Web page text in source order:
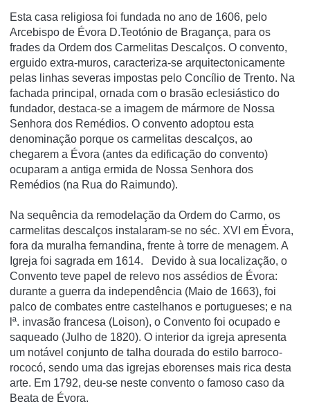
Esta casa religiosa foi fundada no ano de 1606, pelo
Arcebispo de Évora D.Teotónio de Bragança, para os
frades da Ordem dos Carmelitas Descalços. O convento,
erguido extra-muros, caracteriza-se arquitectonicamente
pelas linhas severas impostas pelo Concí­lio de Trento. Na
fachada principal, ornada com o brasão eclesiástico do
fundador, destaca-se a imagem de mármore de Nossa
Senhora dos Remédios. O convento adoptou esta
denominação porque os carmelitas descalços, ao
chegarem a Évora (antes da edificação do convento)
ocuparam a antiga ermida de Nossa Senhora dos
Remédios (na Rua do Raimundo).
Na sequência da remodelação da Ordem do Carmo, os
carmelitas descalços instalaram-se no séc. XVI em Évora,
fora da muralha fernandina, frente à torre de menagem. A
Igreja foi sagrada em 1614. Devido à sua localização, o
Convento teve papel de relevo nos assédios de Évora:
durante a guerra da independência (Maio de 1663), foi
palco de combates entre castelhanos e portugueses; e na
lª. invasão francesa (Loison), o Convento foi ocupado e
saqueado (Julho de 1820). O interior da igreja apresenta
um notável conjunto de talha dourada do estilo barroco-
rococó, sendo uma das igrejas eborenses mais rica desta
arte. Em 1792, deu-se neste convento o famoso caso da
Beata de Évora.